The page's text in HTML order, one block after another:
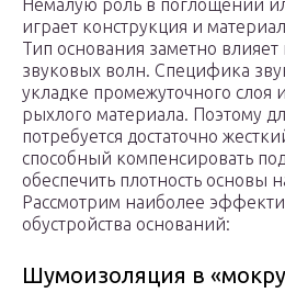
Немалую роль в поглощении
играет конструкция и
Тип основания заметно
звуковых волн. Специфика
укладке промежуточного слоя
рыхлого материала. Поэтому
потребуется достаточно
способный компенсировать
обеспечить плотность основы
Рассмотрим наиболее
обустройства оснований:
Шумоизоляция в